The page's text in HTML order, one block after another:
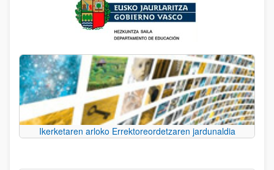
Ikerketaren arloko Errektoreordetzaren jardunaldia